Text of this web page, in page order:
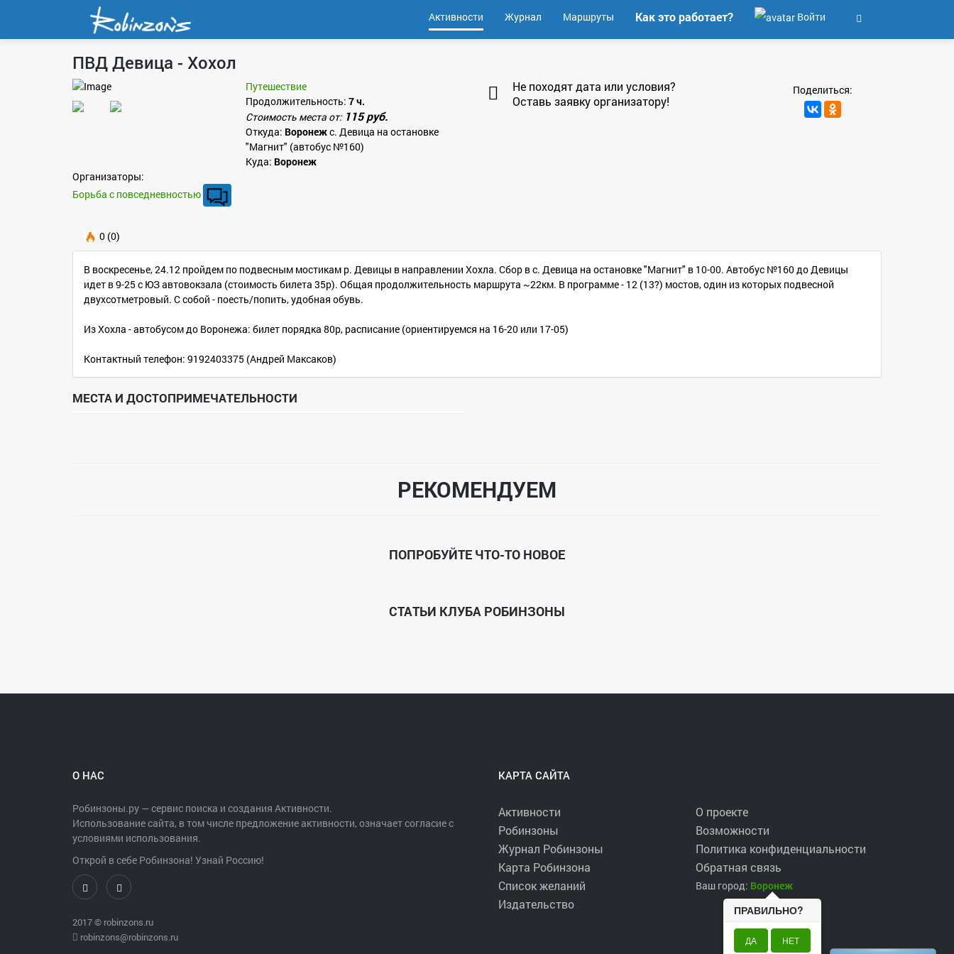
Активности Журнал Маршруты Как это работает? Войти
ПВД Девица - Хохол
Путешествие
Продолжительность: 7 ч.
Стоимость места от: 115 руб.
Откуда: Воронежс. Девица на остановке
"Магнит" (автобус №160)
Куда: Воронеж
Организаторы:
Борьба с повседневностью
0 (0)
Не походят дата или условия?
Оставь заявку организатору!
Поделиться:
В воскресенье, 24.12 пройдем по подвесным мостикам р. Девицы в направлении Хохла. Сбор в с. Девица на остановке "Магнит" в 10-00. Автобус №160 до Девицы
идет в 9-25 с ЮЗ автовокзала (стоимость билета 35р). Общая продолжительность маршрута ~22км. В программе - 12 (13?) мостов, один из которых подвесной
двухсотметровый. С собой - поесть/попить, удобная обувь.
Из Хохла - автобусом до Воронежа: билет порядка 80р, расписание (ориентируемся на 16-20 или 17-05)
Контактный телефон: 9192403375 (Андрей Максаков)
МЕСТА И ДОСТОПРИМЕЧАТЕЛЬНОСТИ
РЕКОМЕНДУЕМ
ПОПРОБУЙТЕ ЧТО-ТО НОВОЕ
СТАТЬИ КЛУБА РОБИНЗОНЫ
О НАС
Робинзоны.ру — сервис поиска и создания Активности.
Использование сайта, в том числе предложение активности, означает согласие с
условиями использования.
Открой в себе Робинзона! Узнай Россию!
КАРТА САЙТА
Активности
Робинзоны
Журнал Робинзоны
Карта Робинзона
Список желаний
Издательство
О проекте
Возможности
Политика конфиденциальности
Обратная связь
Ваш город: Воронеж
ПРАВИЛЬНО?
ДА НЕТ
2017 © robinzons.ru
robinzons@robinzons.ru